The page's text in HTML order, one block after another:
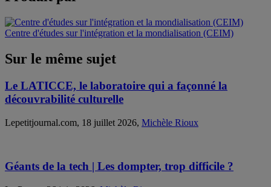
Centre d'études sur l'intégration et la mondialisation (CEIM)
Sur le même sujet
Le LATICCE, le laboratoire qui a façonné la
découvrabilité culturelle
Lepetitjournal.com, 18 juillet 2026, Michèle Rioux
Géants de la tech | Les dompter, trop difficile ?